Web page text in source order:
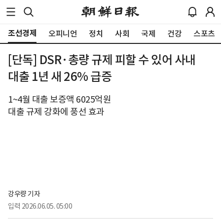
조선경제 오피니언 정치 사회 국제 건강 스포츠
[단독] DSR·총량 규제 피할 수 있어 사내
대출 1년 새 26% 급증
1~4월 대출 보증액 6025억원
대출 규제 강화에 풍선 효과
강우량 기자
입력 2026.06.05. 05:00